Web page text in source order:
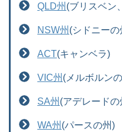
QLD州 (ブリスベン
NSW州 (シドニーの
ACT(キャンベラ)
VIC州 (メルボルン
SA州 (アデレードの
WA州 (パースの州)